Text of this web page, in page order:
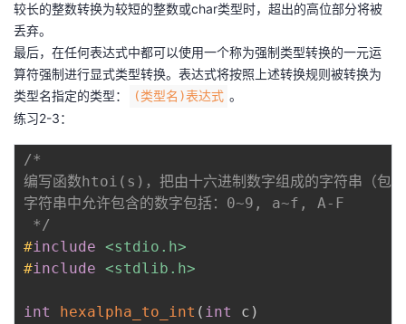
较长的整数转换为较短的整数或char类型时，超出的高位部分将被
丢弃。
最后，在任何表达式中都可以使用一个称为强制类型转换的一元运
算符强制进行显式类型转换。表达式将按照上述转换规则被转换为
类型名指定的类型：
(类型名)表达式 。
练习2-3：
/*
编写函数htoi(s)，把由十六进制数字组成的字符串（包
字符串中允许包含的数字包括：0~9, a~f, A-F
*/
#include <stdio.h>
#include <stdlib.h>
int hexalpha_to_int ( int c )